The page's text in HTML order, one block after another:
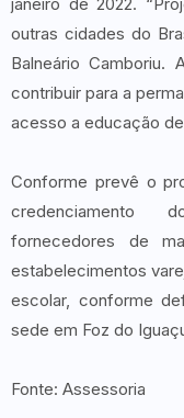
outras cidades do
Balneário Camboriu.
contribuir para a
acesso a educação
Conforme prevê o
credenciamento
fornecedores de
estabelecimentos
escolar, conforme
sede em Foz do
Fonte: Assessoria